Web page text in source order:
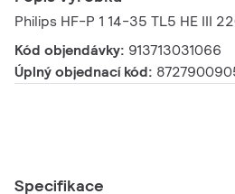
Philips HF-P 1 14-35 TL5 HE III
Kód objendávky: 913713031066
Úplný objednací kód:
Specifikace